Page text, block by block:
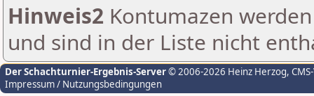
Hinweis2 Kontumazen
und sind in der Liste nicht
Der Schachturnier-Ergebnis-Server© 2006-2026 Heinz Herzog,
Impressum / Nutzungsbedingungen